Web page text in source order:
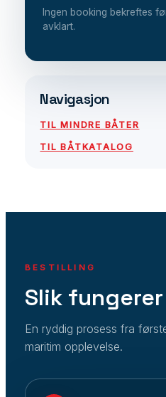
Ingen booking bekreftes
avklart.
Navigasjon
TIL MINDRE BÅTER
TIL BÅTKATALOG
BESTILLING
Slik
En ryddig prosess fra
maritim opplevelse.